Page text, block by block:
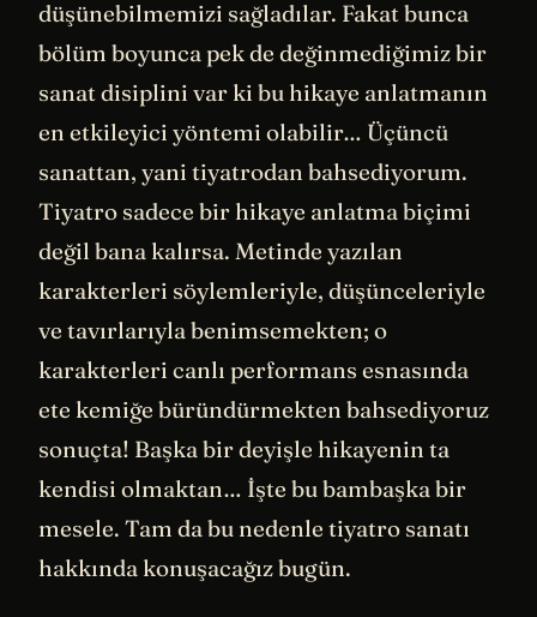
düşünebilmemizi sağladılar. Fakat bunca
bölüm boyunca pek de değinmediğimiz bir
sanat disiplini var ki bu hikaye anlatmanın
en etkileyici yöntemi olabilir… Üçüncü
sanattan, yani tiyatrodan bahsediyorum.
Tiyatro sadece bir hikaye anlatma biçimi
değil bana kalırsa. Metinde yazılan
karakterleri söylemleriyle, düşünceleriyle
ve tavırlarıyla benimsemekten; o
karakterleri canlı performans esnasında
ete kemiğe büründürmekten bahsediyoruz
sonuçta! Başka bir deyişle hikayenin ta
kendisi olmaktan… İşte bu bambaşka bir
mesele. Tam da bu nedenle tiyatro sanatı
hakkında konuşacağız bugün.